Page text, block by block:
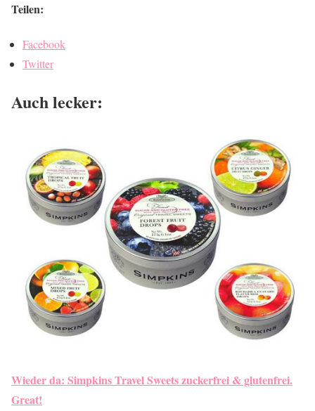
Teilen:
Facebook
Twitter
Auch lecker:
Wieder da: Simpkins Travel Sweets zuckerfrei & glutenfrei.
Great!